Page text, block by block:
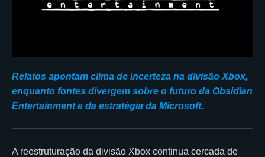
Relatos apontam clima de incerteza na divisão Xbox,
enquanto fontes divergem sobre o futuro da Obsidian
Entertainment e da estratégia da Microsoft.
A reestruturação da divisão Xbox continua cercada de